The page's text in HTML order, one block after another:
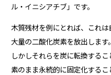
ル・イニシアチブ」です。
木質残材を例にとれば、これ
大量の二酸化炭素を放出します。
しかしそれらを炭に転換する
素のまま永続的に固定化するこ